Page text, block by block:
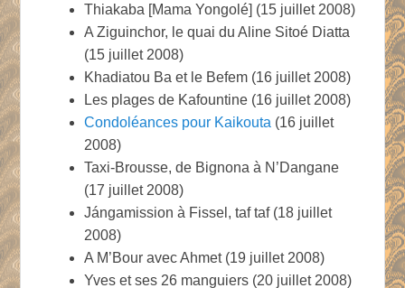
Thiakaba [Mama Yongolé] (15 juillet 2008)
A Ziguinchor, le quai du Aline Sitoé Diatta
(15 juillet 2008)
Khadiatou Ba et le Befem (16 juillet 2008)
Les plages de Kafountine (16 juillet 2008)
Condoléances pour Kaikouta (16 juillet
2008)
Taxi-Brousse, de Bignona à N’Dangane
(17 juillet 2008)
Jángamission à Fissel, taf taf (18 juillet
2008)
A M’Bour avec Ahmet (19 juillet 2008)
Yves et ses 26 manguiers (20 juillet 2008)